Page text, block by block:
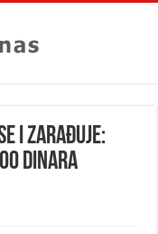
I ZARAĐUJE:
dinara